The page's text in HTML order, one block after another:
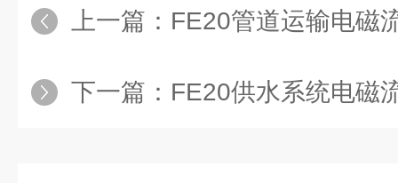
上一篇： FE20管道运输电磁
下一篇： FE20供水系统电磁